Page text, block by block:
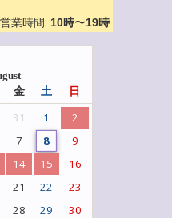
営業時間: 10時〜19時
金 土 日
31 1
2
7 8
9
14 15
16
21 22
23
28 29 30